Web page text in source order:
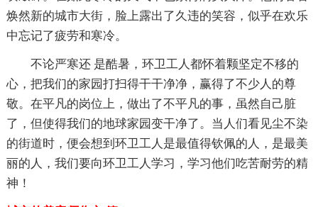
焕然新的城市大街，脸上露出了久违的笑容，似乎在欢乐
中忘记了疲劳和寒冷。
不论严寒还 是酷暑，环卫工人都怀着颗坚定不移的
心，把我们的家园打扫得干干净净，赢得了不少人的尊
敬。在平凡的岗位上，做出了不平凡的事，虽然自己脏
了，但使得我们的地球家园变干净了。当人们看见尘不染
的街道时，便会想到环卫工人是最值得钦佩的人，是最美
丽的人，我们要向环卫工人学习，学习他们吃苦耐劳的精
神！